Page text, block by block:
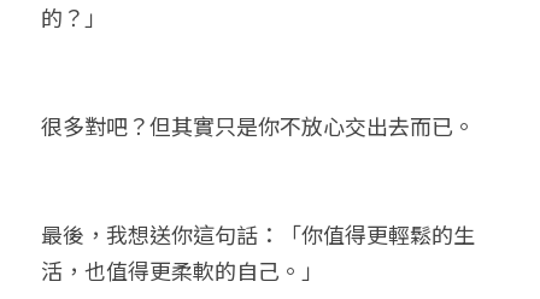
的？」
很多對吧？但其實只是你不放心交出去而已。
最後，我想送你這句話：「你值得更輕鬆的生
活，也值得更柔軟的自己。」